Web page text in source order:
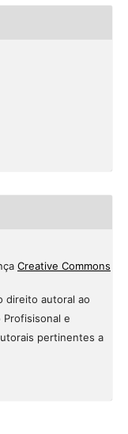
Creative Commons
direito autoral ao
Profisisonal e
pertinentes a